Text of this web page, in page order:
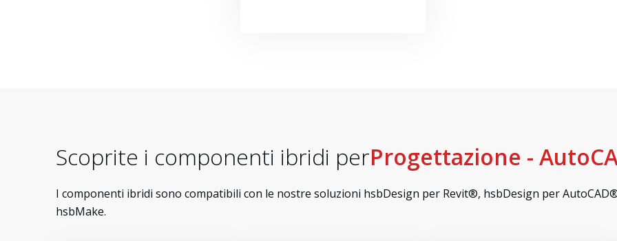
Scoprite i componenti ibridi perProgettazione -
I componenti ibridi sono compatibili con le nostre soluzioni hsbDesign per Revit®, hsbDesign per
hsbMake.